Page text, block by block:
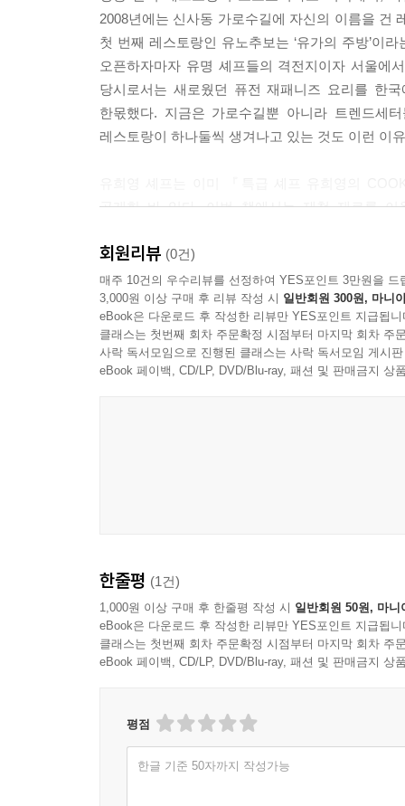
5~6月
마쿠노우치 벤토
이시가레이 엔가와 아부리
가니 센베이
가니 치즈 유바 마키
발사믹 드레싱을 곁들인 다코 샐러드
아게다시 치즈 도후
니베 쑥국
사이교미소를 곁들인 이와가키 야키
다코 고로케
마나가쓰오 유자조림과 살사 베르데
긴키 야키와 포트와인 소스
하모 유비키
우니 모히토
아와비 사쿠라니
스즈키 아라이와 규리즈케
토사스를 곁들인 호타테 야키
쓰보야키
하모 니즈케
2008년에는 신사동 가로수길에 자신의 이름을 건
첫 번째 레스토랑인 유노추보는 ‘유가의 주방’이
오픈하자마자 유명 셰프들의 격전지이자 서울에
당시로서는 새로웠던 퓨전 재패니즈 요리를 한
한몫했다. 지금은 가로수길뿐 아니라 트렌드세
레스토랑이 하나둘씩 생겨나고 있는 것도 이런 이
공개한 바 있다. 이번 책에서는 제철 재료를 이
대한 설명과 재료에서 가장 최상의 맛을 뽑아내
그밖에도 두 개의 레스토랑을 책임지고 있는
요리철학까지 솔직담백하게 이야기한다.
『유노추보』는 현장에서 일하고 있는 셰프들에
훌륭한 가이드가 되어줄 것이다.
회원리뷰 (0건)
매주 10건의 우수리뷰를 선정하여 YES포인트 3만원을 드
3,000원 이상 구매 후 리뷰 작성 시 일반회원 300원, 마니
eBook은 다운로드 후 작성한 리뷰만 YES포인트 지급됩니
클래스는 첫번째 회차 주문확정 시점부터 마지막 회차 주
사락 독서모임으로 진행된 클래스는 사락 독서모임 게시
eBook 페이백, CD/LP, DVD/Blu-ray, 패션 및 판매금지 상
한줄평 (1건)
1,000원 이상 구매 후 한줄평 작성 시 일반회원 50원, 마니
eBook은 다운로드 후 작성한 리뷰만 YES포인트 지급됩니
클래스는 첫번째 회차 주문확정 시점부터 마지막 회차 주
eBook 페이백, CD/LP, DVD/Blu-ray, 패션 및 판매금지 상
평점
한글 기준 50자까지 작성가능